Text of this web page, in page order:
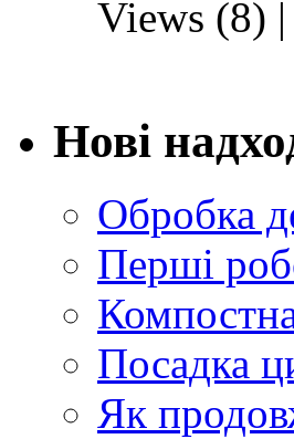
Views (8) |
Нові
Обробка
Перші
Посадка
Як